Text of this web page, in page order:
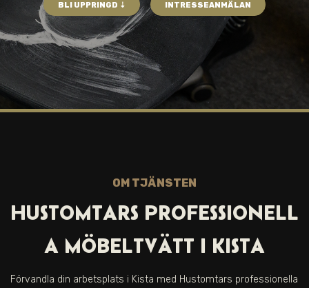
BLI UPPRINGD ⇣ INTRESSEANMÄLAN
OM TJÄNSTEN
HUSTOMTARS PROFESSIONELL
A MÖBELTVÄTT I KISTA
Förvandla din arbetsplats i Kista med Hustomtars professionella